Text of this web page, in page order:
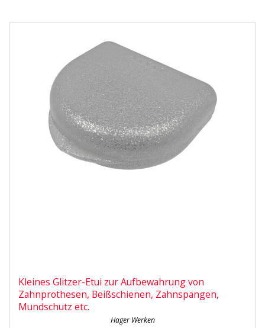
Kleines Glitzer-Etui zur Aufbewahrung von
Zahnprothesen, Beißschienen, Zahnspangen,
Mundschutz etc.
Hager Werken